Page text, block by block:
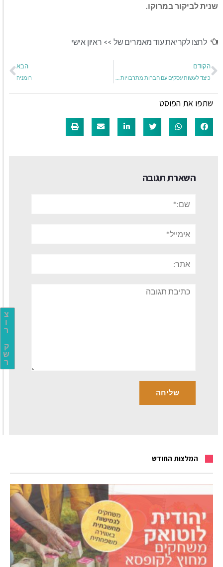
צ
ו
ר
ק
ש
ר
שנית לביקור במרוקו.
לחצו לקריאת עוד מאמרים של >> ראיון אישי
הקודם הבא
רומניה
שתפו את הפוסט
השארת תגובה
תגובה
המלצות החודש